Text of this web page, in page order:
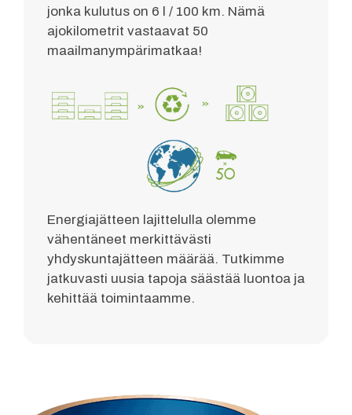
jonka kulutus on 6 l / 100 km. Nämä
ajokilometrit vastaavat 50
maailmanympärimatkaa!
Energiajätteen lajittelulla olemme
vähentäneet merkittävästi
yhdyskuntajätteen määrää. Tutkimme
jatkuvasti uusia tapoja säästää luontoa ja
kehittää toimintaamme.